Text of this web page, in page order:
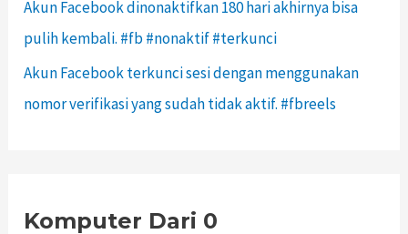
Akun Facebook dinonaktifkan 180 hari akhirnya bisa
pulih kembali. #fb #nonaktif #terkunci
Akun Facebook terkunci sesi dengan menggunakan
nomor verifikasi yang sudah tidak aktif. #fbreels
Komputer Dari 0